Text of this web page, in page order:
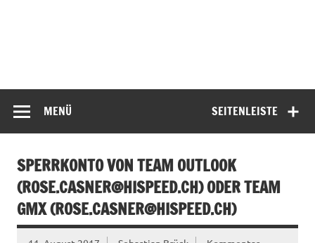
SEITENLEISTE
MENÜ
SPERRKONTO VON TEAM OUTLOOK
(ROSE.CASNER@HISPEED.CH) ODER TEAM
GMX (ROSE.CASNER@HISPEED.CH)